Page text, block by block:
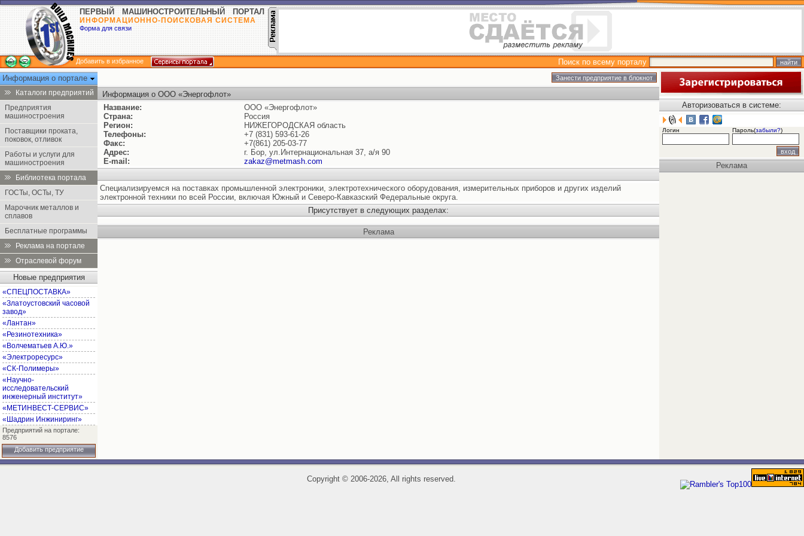
ПЕРВЫЙ МАШИНОСТРОИТЕЛЬНЫЙ ПОРТАЛ
ИНФОРМАЦИОННО-ПОИСКОВАЯ СИСТЕМА
Форма для связи
Добавить в избранное
Поиск по всему порталу
Информация о портале
Каталоги предприятий
Предприятия
машиностроения
Поставщики проката,
поковок, отливок
Работы и услуги для
машиностроения
Библиотека портала
ГОСТы, ОСТы, ТУ
Марочник металлов и
сплавов
Бесплатные программы
Реклама на портале
Отраслевой форум
Новые предприятия
«СПЕЦПОСТАВКА»
«Златоустовский часовой
завод»
«Лантан»
«Резинотехника»
«Волчематьев А.Ю.»
«Электроресурс»
«СК-Полимеры»
«Научно-
исследовательский
инженерный институт»
«МЕТИНВЕСТ-СЕРВИС»
«Шадрин Инжиниринг»
Предприятий на портале:
8576
Добавить предприятие
Информация о ООО «Энергофлот»
Название:
ООО «Энергофлот»
Страна:
Россия
Регион:
НИЖЕГОРОДСКАЯ область
Телефоны:
+7 (831) 593-61-26
Факс:
+7(861) 205-03-77
Адрес:
г. Бор, ул.Интернациональная 37, а/я 90
E-mail:
zakaz@metmash.com
Специализируемся на поставках промышленной электроники, электротехнического оборудования, измерительных приборов и других изделий
электронной техники по всей России, включая Южный и Северо-Кавказский Федеральные округа.
Присутствует в следующих разделах:
Реклама
Авторизоваться в системе:
Логин Пароль(забыли?)
Реклама
Copyright ©2006-2026, All rights reserved.